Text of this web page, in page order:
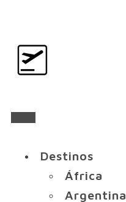
Destinos
África
Argentina